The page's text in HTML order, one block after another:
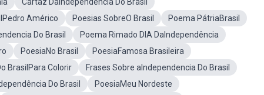
Américo Poesias SobreO Brasil
Poema PátriaBrasil
Do Brasil
Poema Rimado DIA DaIndependência
PoesiaNo Brasil
PoesiaFamosa Brasileira
BrasilPara Colorir
Frases Sobre aIndependencia Do Brasil
Do Brasil
PoesiaMeu Nordeste